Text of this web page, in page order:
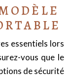
essentiels lors
vous que le
de sécurité